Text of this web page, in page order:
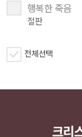
행복한 죽음
절판
전체선택